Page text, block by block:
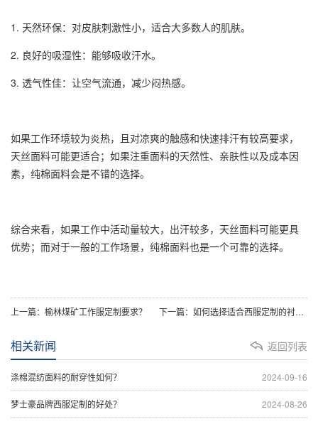
1. 天然环保：对皮肤刺激性小，适合大多数人的肌肤。
2. 良好的吸湿性：能够吸收汗水。
3. 透气性佳：让空气流通，减少闷热感。
如果工作环境较为炎热，且对凉爽的触感和快速排汗有较高要求，
天丝面料可能更适合；如果注重面料的天然性、亲肤性以及成本因
素，纯棉面料会是不错的选择。
综合来看，如果工作中活动量较大，出汗较多，天丝面料可能更具
优势；而对于一般的工作场景，纯棉面料也是一个可靠的选择。
上一篇：榆林煤矿工作服定制要求？ 下一篇：如何选择适合西服定制的衬布？
返回列表
相关新闻
2024-09-16
涤棉混纺面料的耐穿性如何？
2024-08-26
梦士豪品牌西服定制的好处？